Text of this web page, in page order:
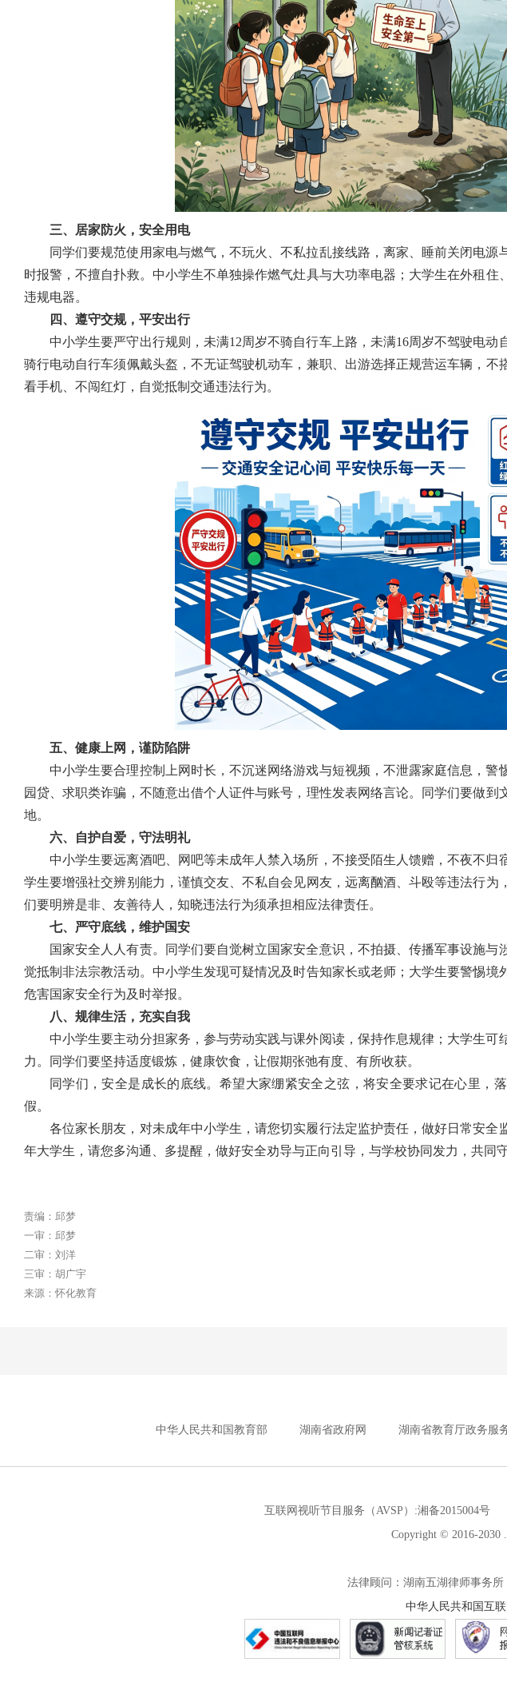
三、居家防火，安全用电
同学们要规范使用家电与燃气，不玩火、不私拉乱接线路，离家、睡前关闭电源
时报警，不擅自扑救。中小学生不单独操作燃气灶具与大功率电器；大学生在外租住
违规电器。
四、遵守交规，平安出行
中小学生要严守出行规则，未满12周岁不骑自行车上路，未满16周岁不驾驶电
骑行电动自行车须佩戴头盔，不无证驾驶机动车，兼职、出游选择正规营运车辆，不
看手机、不闯红灯，自觉抵制交通违法行为。
五、健康上网，谨防陷阱
中小学生要合理控制上网时长，不沉迷网络游戏与短视频，不泄露家庭信息，
园贷、求职类诈骗，不随意出借个人证件与账号，理性发表网络言论。同学们要做到
地。
六、自护自爱，守法明礼
中小学生要远离酒吧、网吧等未成年人禁入场所，不接受陌生人馈赠，不夜不
学生要增强社交辨别能力，谨慎交友、不私自会见网友，远离酗酒、斗殴等违法行为
们要明辨是非、友善待人，知晓违法行为须承担相应法律责任。
七、严守底线，维护国安
国家安全人人有责。同学们要自觉树立国家安全意识，不拍摄、传播军事设施与
觉抵制非法宗教活动。中小学生发现可疑情况及时告知家长或老师；大学生要警惕
危害国家安全行为及时举报。
八、规律生活，充实自我
中小学生要主动分担家务，参与劳动实践与课外阅读，保持作息规律；大学生
力。同学们要坚持适度锻炼，健康饮食，让假期张弛有度、有所收获。
同学们，安全是成长的底线。希望大家绷紧安全之弦，将安全要求记在心里，
假。
各位家长朋友，对未成年中小学生，请您切实履行法定监护责任，做好日常安
年大学生，请您多沟通、多提醒，做好安全劝导与正向引导，与学校协同发力，共同
责编：邱梦
一审：邱梦
二审：刘洋
三审：胡广宇
来源：怀化教育
中华人民共和国教育部 湖南省政府网 湖南省教育厅政务服
互联网视听节目服务（AVSP）:湘备2015004
Copyright © 2016-2030
法律顾问：湖南五湖律师事务所
中华人民共和国互